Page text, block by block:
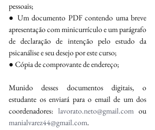
pessoais;
● Um documento PDF contendo uma breve
apresentação com minicurrículo e um parágrafo
de declaração de intenção pelo estudo da
psicanálise e seu desejo por este curso;
● Cópia de comprovante de endereço;
Munido desses documentos digitais, o
estudante os enviará para o email de um dos
coordenadores: lavorato.neto@gmail.com
manialvarez44@gmail.com.